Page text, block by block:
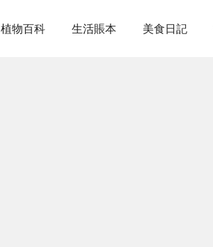
植物百科 生活賬本 美食日記